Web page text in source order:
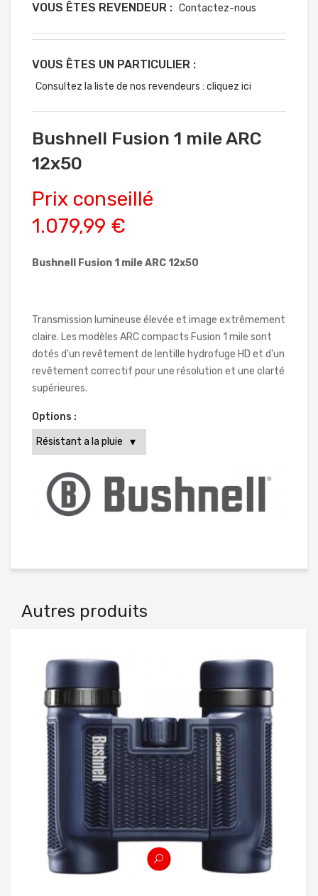
VOUS ÊTES REVENDEUR : Contactez-nous
VOUS ÊTES UN PARTICULIER :
Consultez la liste de nos revendeurs : cliquez ici
Bushnell Fusion 1 mile ARC
12x50
Prix conseillé
1.079,99 €
Bushnell Fusion 1 mile ARC 12x50
Transmission lumineuse élevée et image extrêmement
claire. Les modèles ARC compacts Fusion 1 mile sont
dotés d'un revêtement de lentille hydrofuge HD et d'un
revêtement correctif pour une résolution et une clarté
supérieures.
Options :
Autres produits